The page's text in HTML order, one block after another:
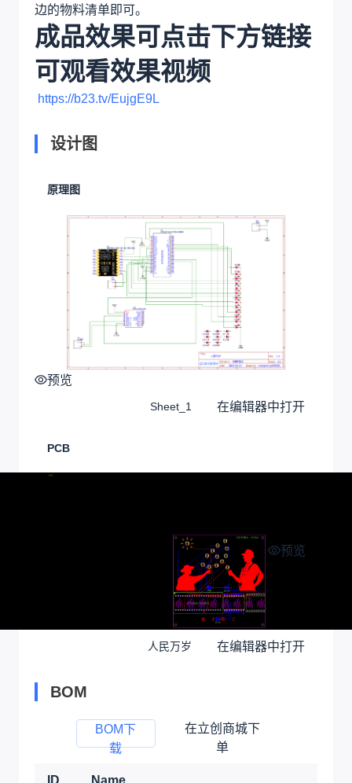
边的物料清单即可。
成品效果可点击下方链接
可观看效果视频
https://b23.tv/EujgE9L
设计图
原理图
预览
Sheet_1 在编辑器中打开
PCB
预览
人民万岁 在编辑器中打开
BOM
BOM下
载
在立创商城下
单
ID Name